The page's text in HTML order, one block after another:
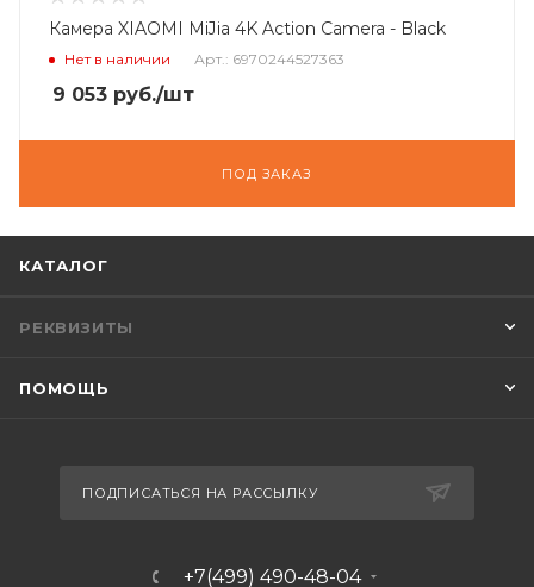
Камера XIAOMI MiJia 4K Action Camera - Black
Нет в наличии Арт.: 6970244527363
9 053 руб./шт
ПОД ЗАКАЗ
КАТАЛОГ
РЕКВИЗИТЫ
ПОМОЩЬ
ПОДПИСАТЬСЯ НА РАССЫЛКУ
+7(499) 490-48-04